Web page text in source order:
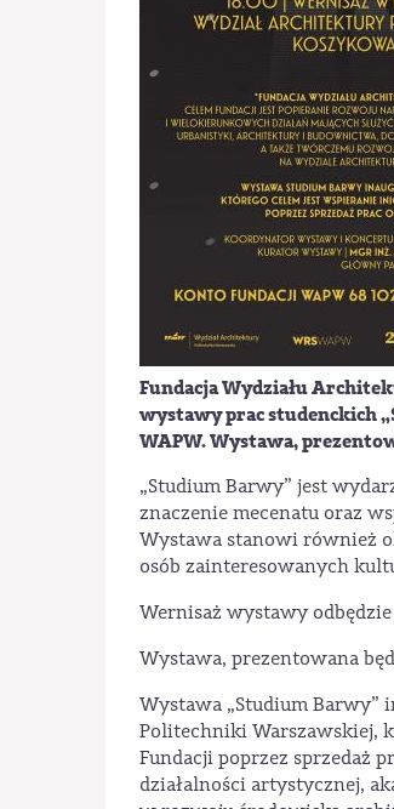
Fundacja Wydziału
wystawy prac studenckich
WAPW. Wystawa,
„Studium Barwy” jest
znaczenie mecenatu oraz
Wystawa stanowi również
osób zainteresowanych
Wernisaż wystawy
Wystawa, prezentowana
Wystawa „Studium
Politechniki Warszawskiej,
Fundacji poprzez sprzedaż
działalności artystycznej,